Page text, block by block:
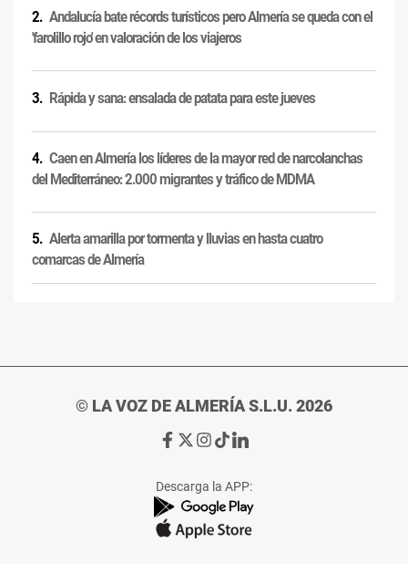
Andalucía bate récords turísticos pero Almería se queda con el
'farolillo rojo' en valoración de los viajeros
Rápida y sana: ensalada de patata para este jueves
Caen en Almería los líderes de la mayor red de narcolanchas
del Mediterráneo: 2.000 migrantes y tráfico de MDMA
Alerta amarilla por tormenta y lluvias en hasta cuatro
comarcas de Almería
© LA VOZ DE ALMERÍA S.L.U. 2026
Ir
de
La
Voz
Ir
de
La
Voz
Ir
de
La
Voz
Ir
de
La
Voz
Ir
de
La
Voz
Descarga la APP: